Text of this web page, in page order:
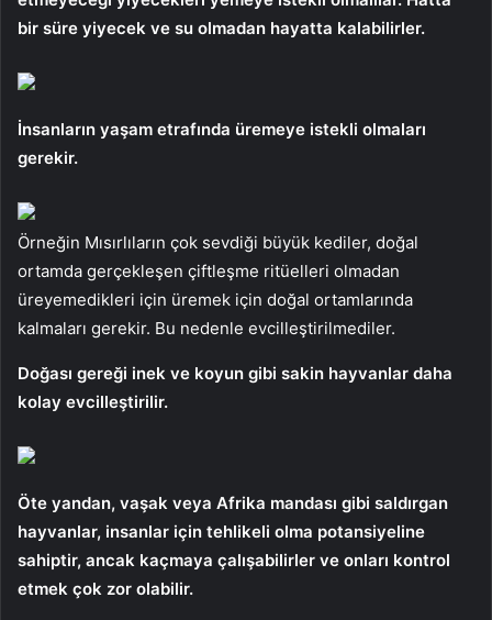
bir süre yiyecek ve su olmadan hayatta kalabilirler.
İnsanların yaşam etrafında üremeye istekli olmaları
gerekir.
Örneğin Mısırlıların çok sevdiği büyük kediler, doğal
ortamda gerçekleşen çiftleşme ritüelleri olmadan
üreyemedikleri için üremek için doğal ortamlarında
kalmaları gerekir. Bu nedenle evcilleştirilmediler.
Doğası gereği inek ve koyun gibi sakin hayvanlar daha
kolay evcilleştirilir.
Öte yandan, vaşak veya Afrika mandası gibi saldırgan
hayvanlar, insanlar için tehlikeli olma potansiyeline
sahiptir, ancak kaçmaya çalışabilirler ve onları kontrol
etmek çok zor olabilir.